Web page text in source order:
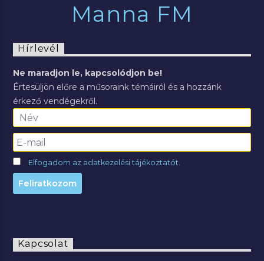
Manna FM
Hírlevél
Ne maradjon le, kapcsolódjon be!
Értesüljön előre a műsoraink témáiról és a hozzánk
érkező vendégekről.
Elfogadom az adatkezelési tájékoztatót.
Kapcsolat